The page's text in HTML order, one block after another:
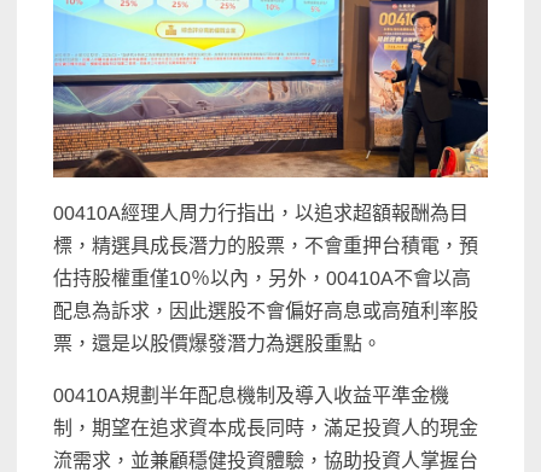
00410A經理人周力行指出，以追求超額報酬為目
標，精選具成長潛力的股票，不會重押台積電，預
估持股權重僅10％以內，另外，00410A不會以高
配息為訴求，因此選股不會偏好高息或高殖利率股
票，還是以股價爆發潛力為選股重點。
00410A規劃半年配息機制及導入收益平準金機
制，期望在追求資本成長同時，滿足投資人的現金
流需求，並兼顧穩健投資體驗，協助投資人掌握台